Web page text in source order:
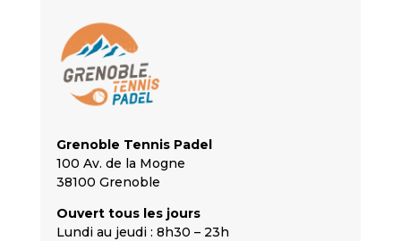
Grenoble Tennis Padel
100 Av. de la Mogne
38100 Grenoble
Ouvert tous les jours
Lundi au jeudi : 8h30 – 23h